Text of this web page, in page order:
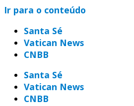
Ir para o conteúdo
Santa Sé
Vatican News
CNBB
Santa Sé
Vatican News
CNBB